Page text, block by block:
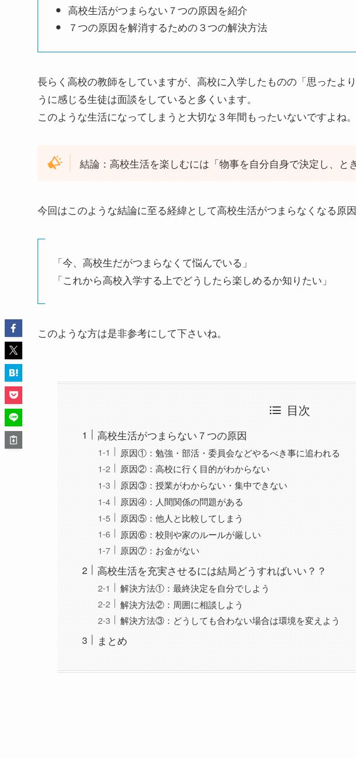
高校生活がつまらない７つの原因を紹介
７つの原因を解消するための３つの解決方法
長らく高校の教師をしていますが、高校に入学したものの「思ったよ
うに感じる生徒は面談をしていると多くいます。
このような生活になってしまうと大切な３年間もったいないですよね。
結論：高校生活を楽しむには「物事を自分自身で決定し、と
今回はこのような結論に至る経緯として高校生活がつまらなくなる原
「今、高校生だがつまらなくて悩んでいる」
「これから高校入学する上でどうしたら楽しめるか知りたい」
このような方は是非参考にして下さいね。
目次
高校生活がつまらない７つの原因
原因①：勉強・部活・委員会などやるべき事に追われる
原因②：高校に行く目的がわからない
原因③：授業がわからない・集中できない
原因④：人間関係の問題がある
原因⑤：他人と比較してしまう
原因⑥：校則や家のルールが厳しい
原因⑦：お金がない
高校生活を充実させるには結局どうすればいい？？
解決方法①：最終決定を自分でしよう
解決方法②：周囲に相談しよう
解決方法③：どうしても合わない場合は環境を変えよう
まとめ